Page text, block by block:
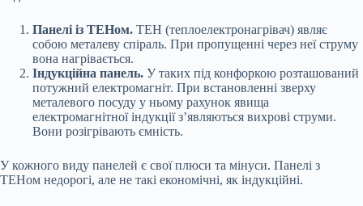
Панелі із ТЕНом. ТЕН (теплоелектронагрівач) являє
собою металеву спіраль. При пропущенні через неї струму
вона нагрівається.
Індукційна панель. У таких під конфоркою розташований
потужний електромагніт. При встановленні зверху
металевого посуду у ньому рахунок явища
електромагнітної індукції з’являються вихрові струми.
Вони розігрівають ємність.
У кожного виду панелей є свої плюси та мінуси. Панелі з
ТЕНом недорогі, але не такі економічні, як індукційні.